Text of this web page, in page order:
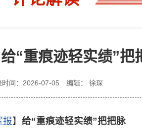
“重痕迹轻实绩”把
时间：2026-07-05 编辑： 徐琛
报】 给“重痕迹轻实绩”把把脉